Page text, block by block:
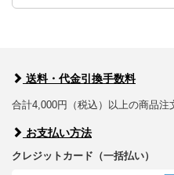
送料・代金引換手数料
合計4,000円（税込）以上の商品注
お支払い方法
クレジットカード（一括払い）